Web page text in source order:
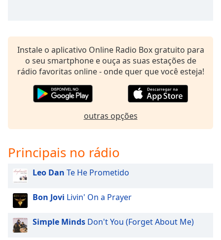
Instale o aplicativo Online Radio Box gratuito para
o seu smartphone e ouça as suas estações de
rádio favoritas online - onde quer que você esteja!
outras opções
Principais no rádio
Leo Dan Te He Prometido
Bon Jovi Livin' On a Prayer
Simple Minds Don't You (Forget About Me)